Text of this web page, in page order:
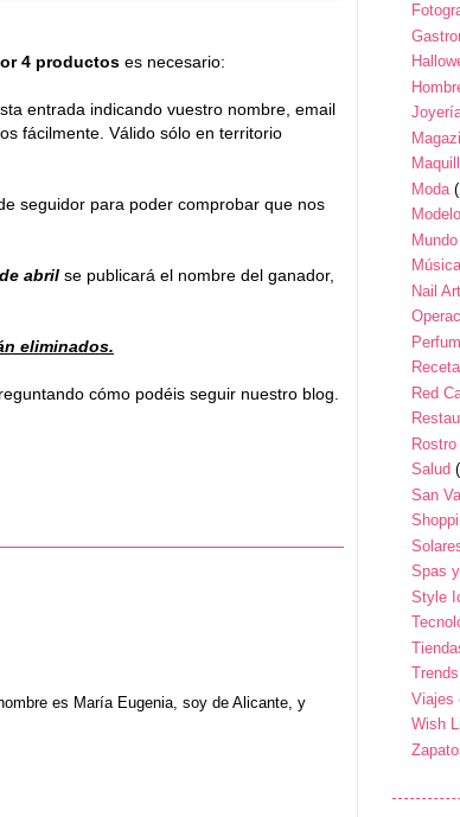
4 productos es necesario:
entrada indicando vuestro nombre, email
fácilmente. Válido sólo en territorio
seguidor para poder comprobar que nos
abril se publicará el nombre del ganador,
eliminados.
cómo podéis seguir nuestro blog.
es María Eugenia, soy de Alicante, y
Moda
Nail Art
Red
Rostro
Salud
San
Spas
Style
Trends
Viajes
Wish